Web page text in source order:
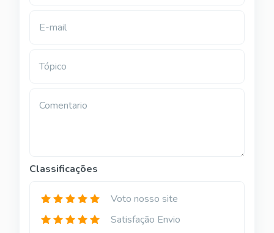
E-mail
Tópico
Comentario
Classificações
Voto nosso site
Satisfação Envio